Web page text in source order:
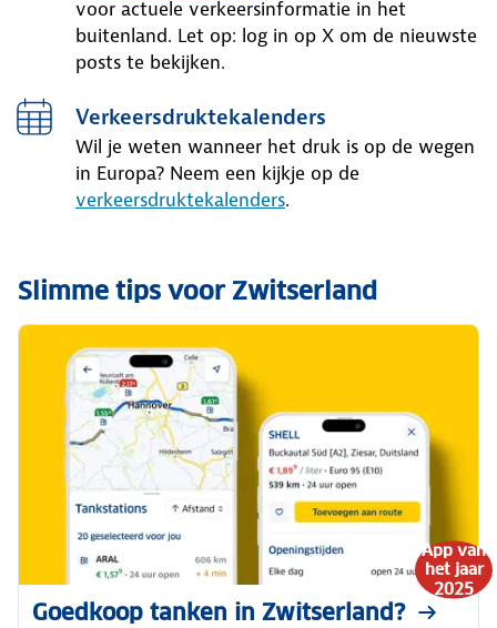
voor actuele verkeersinformatie in het
buitenland. Let op: log in op X om de nieuwste
posts te bekijken.
Verkeersdruktekalenders
Wil je weten wanneer het druk is op de wegen
in Europa? Neem een kijkje op de
verkeersdruktekalenders.
Slimme tips voor Zwitserland
App van
het jaar
2025
Goedkoop tanken in Zwitserland?